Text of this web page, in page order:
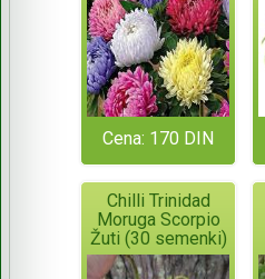
Cena: 170 DIN
Chilli Trinidad
Moruga Scorpio
Žuti (30 semenki)